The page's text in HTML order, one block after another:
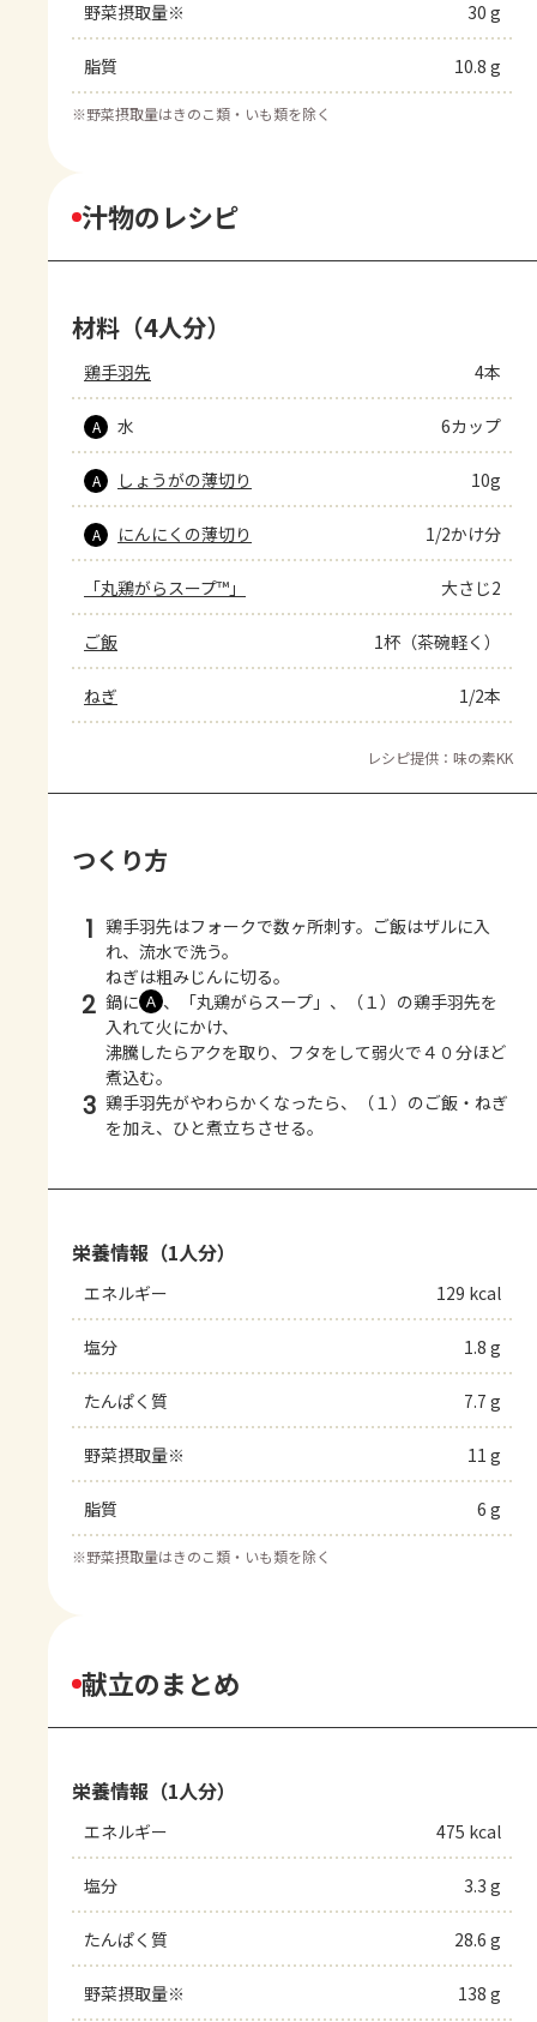
野菜摂取量※ 30 g
脂質 10.8 g
※野菜摂取量はきのこ類・いも類を除く
汁物のレシピ
材料（4人分）
鶏手羽先 4本
A 水 6カップ
A しょうがの薄切り 10g
A にんにくの薄切り 1/2かけ分
「丸鶏がらスープ™」 大さじ2
ご飯 1杯（茶碗軽く）
ねぎ 1/2本
レシピ提供：味の素KK
つくり方
1 鶏手羽先はフォークで数ヶ所刺す。ご飯はザルに入
れ、流水で洗う。
ねぎは粗みじんに切る。
2 鍋に Ａ 、「丸鶏がらスープ」、（１）の鶏手羽先を
入れて火にかけ、
沸騰したらアクを取り、フタをして弱火で４０分ほど
煮込む。
3 鶏手羽先がやわらかくなったら、（１）のご飯・ねぎ
を加え、ひと煮立ちさせる。
栄養情報（1人分）
エネルギー 129 kcal
塩分 1.8 g
たんぱく質 7.7 g
野菜摂取量※ 11 g
脂質 6 g
※野菜摂取量はきのこ類・いも類を除く
献立のまとめ
栄養情報（1人分）
エネルギー 475 kcal
塩分 3.3 g
たんぱく質 28.6 g
野菜摂取量※ 138 g